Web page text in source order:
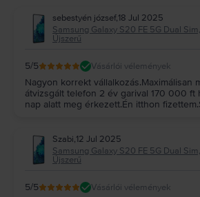
sebestyén józsef,18 Jul 2025
Samsung Galaxy S20 FE 5G Dual
Újszerű
5/5 Vásárlói vélemények
Nagyon korrekt vállalkozás.Maximálisan
átvizsgált telefon 2 év garival 170 000 ft
nap alatt meg érkezett.Én itthon
Szabi,12 Jul 2025
Samsung Galaxy S20 FE 5G Dual
Újszerű
5/5 Vásárlói vélemények